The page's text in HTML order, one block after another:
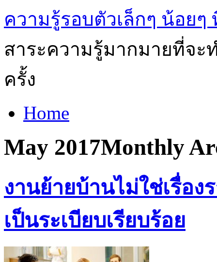
ความรู้รอบตัวเล็กๆ น้อย
สาระความรู้มากมายที่จะ
ครั้ง
Home
May 2017Monthly
งานย้ายบ้านไม่ใช่เรื่อง
เป็นระเบียบเรียบร้อย